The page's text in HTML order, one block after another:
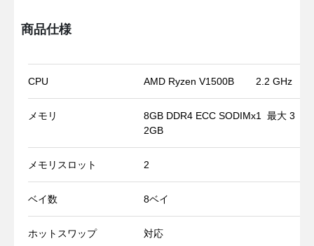
商品仕様
CPU AMD Ryzen V1500B 2.2 GHz
メモリ 8GB DDR4 ECC SODIMx1 最大 3
2GB
メモリスロット 2
ベイ数 8ベイ
ホットスワップ 対応